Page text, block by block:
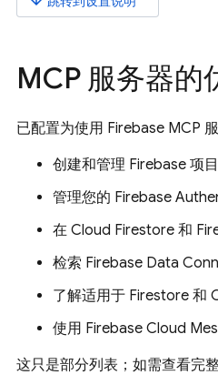
MCP 服务器的
已配置为使用 Firebase MCP
创建和管理 Firebase 项目
管理您的 Firebase
在 Cloud Firestore 和
检索 Firebase Data
了解适用于 Firestore 和
使用 Firebase Cloud
这只是部分列表；如需查看完